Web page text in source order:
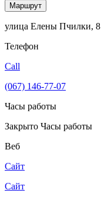
Маршрут
улица Елены Пчилки, 8
Телефон
Call
(067) 146-77-07
Часы работы
Закрыто Часы работы
Веб
Сайт
Сайт